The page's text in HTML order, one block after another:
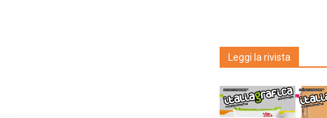
Leggi la rivista